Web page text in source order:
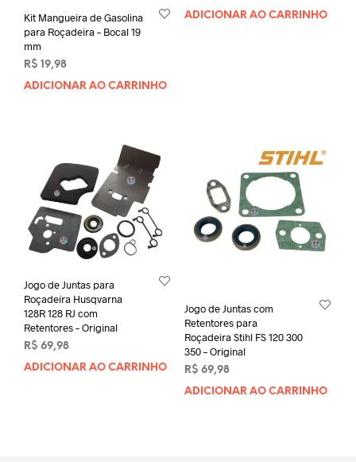
Kit Mangueira de Gasolina
para Roçadeira – Bocal 19
mm
R$ 19,98
ADICIONAR AO CARRINHO
ADICIONAR AO CARRINHO
Jogo de Juntas para
Roçadeira Husqvarna
128R 128 RJ com
Retentores – Original
R$ 69,98
ADICIONAR AO CARRINHO
Jogo de Juntas com
Retentores para
Roçadeira Stihl FS 120 300
350 – Original
R$ 69,98
ADICIONAR AO CARRINHO